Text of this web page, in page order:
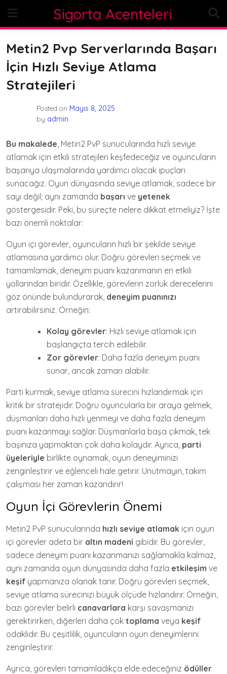
content
Sigorta Acenteleri
Metin2 Pvp Serverlarında Başarı
İçin Hızlı Seviye Atlama
Stratejileri
Posted on Mayıs 8, 2025
by admin
Bu makalede, Metin2 PvP sunucularında hızlı seviye
atlamak için etkili stratejileri keşfedeceğiz ve oyuncuların
başarıya ulaşmalarında yardımcı olacak ipuçları
sunacağız. Oyun dünyasında seviye atlamak, sadece bir
sayı değil; aynı zamanda başarı ve yetenek
göstergesidir. Peki, bu süreçte nelere dikkat etmeliyiz? İşte
bazı önemli noktalar:
Oyun içi görevler, oyuncuların hızlı bir şekilde seviye
atlamasına yardımcı olur. Doğru görevleri seçmek ve
tamamlamak, deneyim puanı kazanmanın en etkili
yollarından biridir. Özellikle, görevlerin zorluk derecelerini
göz önünde bulundurarak, deneyim puanınızı
artırabilirsiniz. Örneğin:
Kolay görevler: Hızlı seviye atlamak için
başlangıçta tercih edilebilir.
Zor görevler: Daha fazla deneyim puanı
sunar, ancak zaman alabilir.
Parti kurmak, seviye atlama sürecini hızlandırmak için
kritik bir stratejidir. Doğru oyuncularla bir araya gelmek,
düşmanları daha hızlı yenmeyi ve daha fazla deneyim
puanı kazanmayı sağlar. Düşmanlarla başa çıkmak, tek
başınıza yapmaktan çok daha kolaydır. Ayrıca, parti
üyeleriyle birlikte oynamak, oyun deneyiminizi
zenginleştirir ve eğlenceli hale getirir. Unutmayın, takım
çalışması her zaman kazandırır!
Oyun İçi Görevlerin Önemi
Metin2 PvP sunucularında hızlı seviye atlamak için oyun
içi görevler adeta bir altın madeni gibidir. Bu görevler,
sadece deneyim puanı kazanmanızı sağlamakla kalmaz,
aynı zamanda oyun dünyasında daha fazla etkileşim ve
keşif yapmanıza olanak tanır. Doğru görevleri seçmek,
seviye atlama sürecinizi büyük ölçüde hızlandırır. Örneğin,
bazı görevler belirli canavarlara karşı savaşmanızı
gerektirirken, diğerleri daha çok toplama veya keşif
odaklıdır. Bu çeşitlilik, oyuncuların oyun deneyimlerini
zenginleştirir.
Ayrıca, görevleri tamamladıkça elde edeceğiniz ödüller